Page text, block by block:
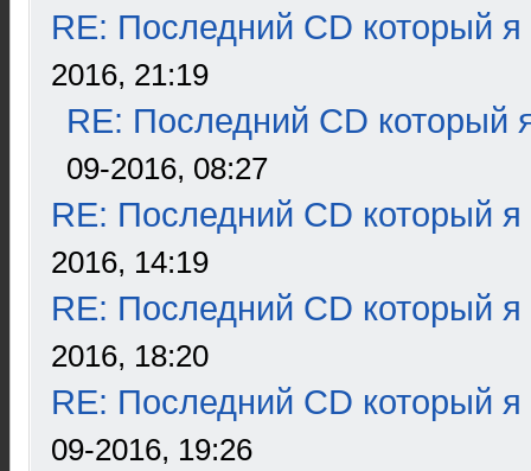
RE: Последний CD который я
2016, 21:19
RE: Последний CD который
09-2016, 08:27
RE: Последний CD который я
2016, 14:19
RE: Последний CD который я
2016, 18:20
RE: Последний CD который я
09-2016, 19:26